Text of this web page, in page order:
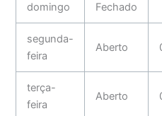
domingo Fechado
segunda-
feira
Aberto
terça-
feira
Aberto